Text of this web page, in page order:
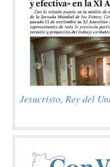
Jesucristo, Rey del